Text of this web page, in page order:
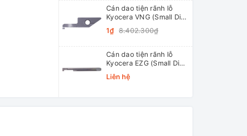
Cán dao tiện rãnh lỗ
Kyocera VNG (Small Dia.
System Tip-Bars)
1₫ 8.402.300₫
Cán dao tiện rãnh lỗ
Kyocera EZG (Small Dia.
Bars)
Liên hệ